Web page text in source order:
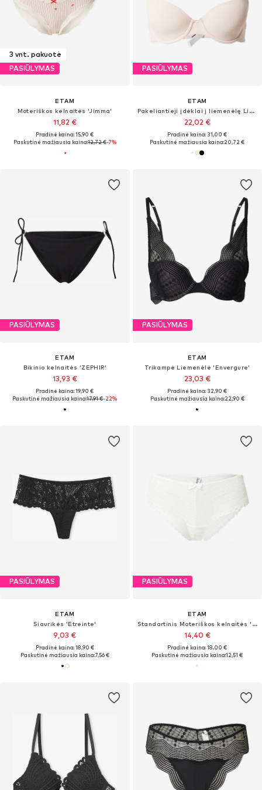
3 vnt. pakuotė
PASIŪLYMAS
ETAM
Moteriškos kelnaitės 'Jimma'
11,82 €
Pradinė kaina: 15,90 €
Paskutinė mažiausia kaina:12,72 €-7%
PASIŪLYMAS
ETAM
Pakeliantieji įdėklai į liemenėlę Liemenėlė
22,02 €
Pradinė kaina: 31,00 €
Paskutinė mažiausia kaina:20,72 €
PASIŪLYMAS
ETAM
Bikinio kelnaitės 'ZEPHIR'
13,93 €
Pradinė kaina: 19,90 €
Paskutinė mažiausia kaina:17,91 €-22%
PASIŪLYMAS
ETAM
Trikampė Liemenėlė 'Envergure'
23,03 €
Pradinė kaina: 32,90 €
Paskutinė mažiausia kaina:22,90 €
PASIŪLYMAS
ETAM
Siaurikės 'Etreinte'
9,03 €
Pradinė kaina: 18,90 €
Paskutinė mažiausia kaina:7,56 €
PASIŪLYMAS
ETAM
Standartinis Moteriškos kelnaitės 'Panama'
14,40 €
Pradinė kaina: 18,00 €
Paskutinė mažiausia kaina:12,51 €